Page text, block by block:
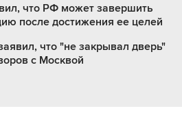
что РФ может завершить
после достижения ее целей
что "не закрывал дверь"
с Москвой